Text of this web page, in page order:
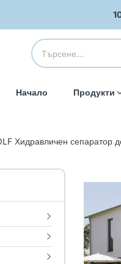
Начало Продукти
Хидравличен сепаратор